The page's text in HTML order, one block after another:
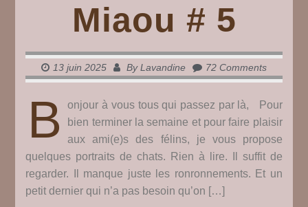
Miaou # 5
13 juin 2025 ByLavandine 72 Comments
B
onjour à vous tous qui passez par là, Pour
bien terminer la semaine et pour faire plaisir
aux ami(e)s des félins, je vous propose
quelques portraits de chats. Rien à lire. Il suffit de
regarder. Il manque juste les ronronnements. Et un
petit dernier qui n’a pas besoin qu’on […]